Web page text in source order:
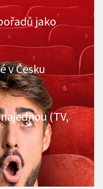
jako
v Česku
(TV,